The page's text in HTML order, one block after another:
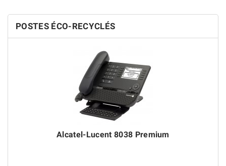
POSTES ÉCO-RECYCLÉS
Alcatel-Lucent 8038 Premium